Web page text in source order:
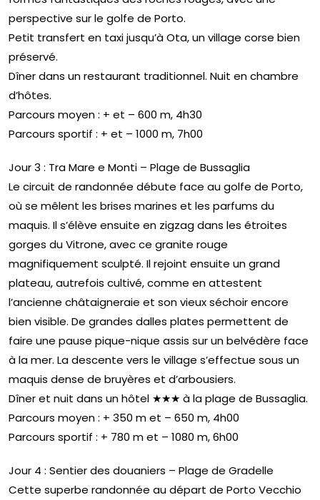
perspective sur le golfe de Porto.
Petit transfert en taxi jusqu’à Ota, un village corse bien
préservé.
Dîner dans un restaurant traditionnel. Nuit en chambre
d’hôtes.
Parcours moyen : + et – 600 m, 4h30
Parcours sportif : + et – 1000 m, 7h00
Jour 3 : Tra Mare e Monti – Plage de Bussaglia
Le circuit de randonnée débute face au golfe de Porto,
où se mêlent les brises marines et les parfums du
maquis. Il s’élève ensuite en zigzag dans les étroites
gorges du Vitrone, avec ce granite rouge
magnifiquement sculpté. Il rejoint ensuite un grand
plateau, autrefois cultivé, comme en attestent
l’ancienne châtaigneraie et son vieux séchoir encore
bien visible. De grandes dalles plates permettent de
faire une pause pique-nique assis sur un belvédère face
à la mer. La descente vers le village s’effectue sous un
maquis dense de bruyères et d’arbousiers.
Dîner et nuit dans un hôtel ★★★ à la plage de Bussaglia.
Parcours moyen : + 350 m et – 650 m, 4h00
Parcours sportif : + 780 m et – 1080 m, 6h00
Jour 4 : Sentier des douaniers – Plage de Gradelle
Cette superbe randonnée au départ de Porto Vecchio